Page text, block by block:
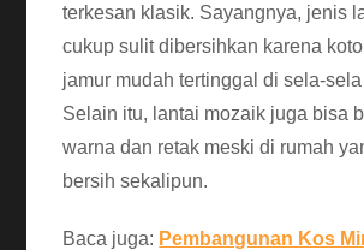
terkesan klasik. Sayangnya, jenis
cukup sulit dibersihkan karena
jamur mudah tertinggal di sela-
Selain itu, lantai mozaik juga bisa
warna dan retak meski di rumah
bersih sekalipun.
Baca juga: Pembangunan Kos